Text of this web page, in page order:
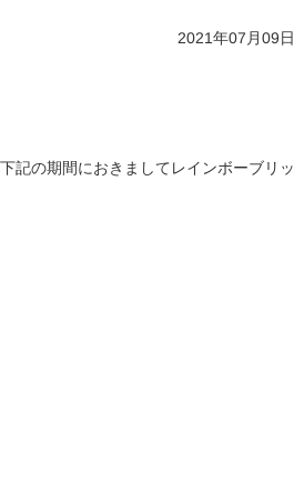
2021年07月09日
記の期間におきましてレインボーブリッ